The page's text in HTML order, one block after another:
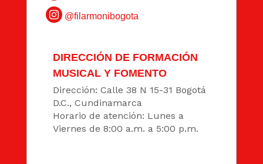
@filarmonibogota
DIRECCIÓN DE FORMACIÓN
MUSICAL Y FOMENTO
Dirección: Calle 38 N 15-31 Bogotá
D.C., Cundinamarca
Horario de atención: Lunes a
Viernes de 8:00 a.m. a 5:00 p.m.